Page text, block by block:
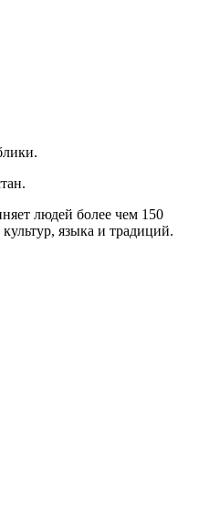
людей более чем 150
языка и традиций.